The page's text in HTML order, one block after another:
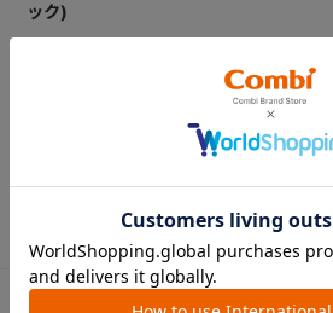
ック)
CATEGORY
（コンビ）